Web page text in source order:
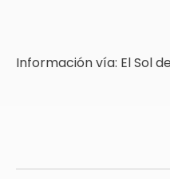
Información vía: El Sol